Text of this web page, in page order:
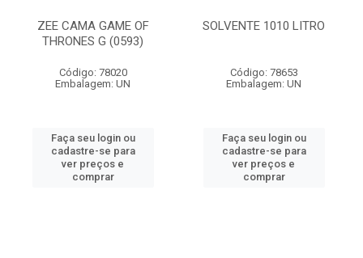
ZEE CAMA GAME OF
THRONES G (0593)
Código: 78020
Embalagem: UN
Faça seu login ou
cadastre-se para
ver preços e
comprar
SOLVENTE 1010 LITRO
Código: 78653
Embalagem: UN
Faça seu login ou
cadastre-se para
ver preços e
comprar